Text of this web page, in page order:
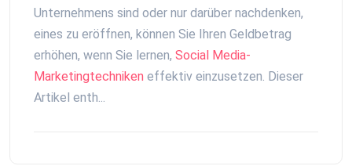
Unternehmens sind oder nur darüber nachdenken,
eines zu eröffnen, können Sie Ihren Geldbetrag
erhöhen, wenn Sie lernen, Social Media-
Marketingtechniken effektiv einzusetzen. Dieser
Artikel enth...